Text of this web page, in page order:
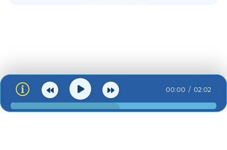
00:00 02:02